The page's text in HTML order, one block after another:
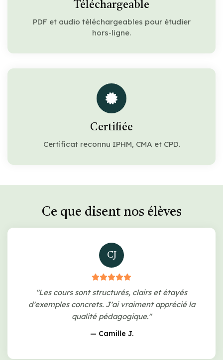
Téléchargeable
PDF et audio téléchargeables pour étudier
hors-ligne.
Certifiée
Certificat reconnu IPHM, CMA et CPD.
Ce que disent nos élèves
CJ
"Les cours sont structurés, clairs et étayés
d'exemples concrets. J'ai vraiment apprécié la
qualité pédagogique."
— Camille J.